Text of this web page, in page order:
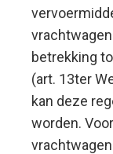
betrekking
(art. 13ter
kan deze
worden.